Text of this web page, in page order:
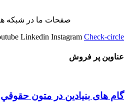
صفحات ما در شبکه
Linkedin Instagram Check-circle
عناوین پر فروش
گام های بنیادین در متون